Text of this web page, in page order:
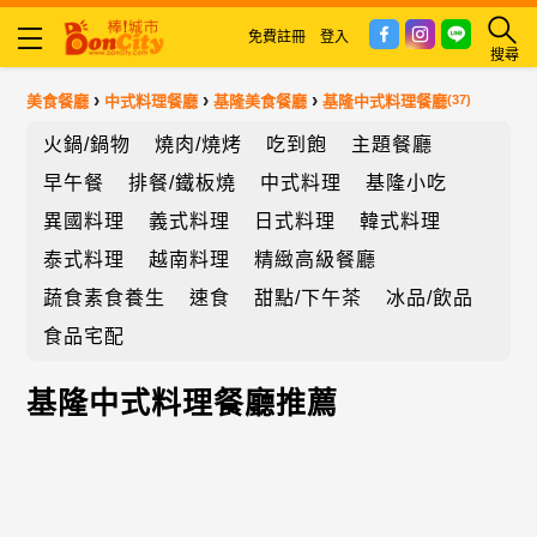
搜尋
免費註冊 登入
美食餐廳 › 中式料理餐廳 ›基隆美食餐廳 ›基隆中式料理餐廳(37)
火鍋/鍋物 燒肉/燒烤 吃到飽
主題餐廳
早午餐
排餐/鐵板燒 中式料理
基隆小吃
異國料理
義式料理 日式料理
韓式料理
泰式料理
越南料理
精緻高級餐廳
蔬食素食養生
速食 甜點/下午茶
冰品/飲品
食品宅配
基隆中式料理餐廳推薦